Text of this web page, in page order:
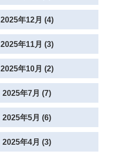
2025年12月 (4)
2025年11月 (3)
2025年10月 (2)
2025年7月 (7)
2025年5月 (6)
2025年4月 (3)